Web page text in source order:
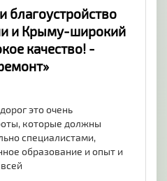
благоустройство
и Крыму-широкий
качество! -
это очень
которые должны
специалистами,
образование и опыт и